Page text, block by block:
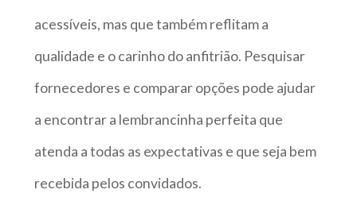
acessíveis, mas que também reflitam a
qualidade e o carinho do anfitrião. Pesquisar
fornecedores e comparar opções pode ajudar
a encontrar a lembrancinha perfeita que
atenda a todas as expectativas e que seja bem
recebida pelos convidados.